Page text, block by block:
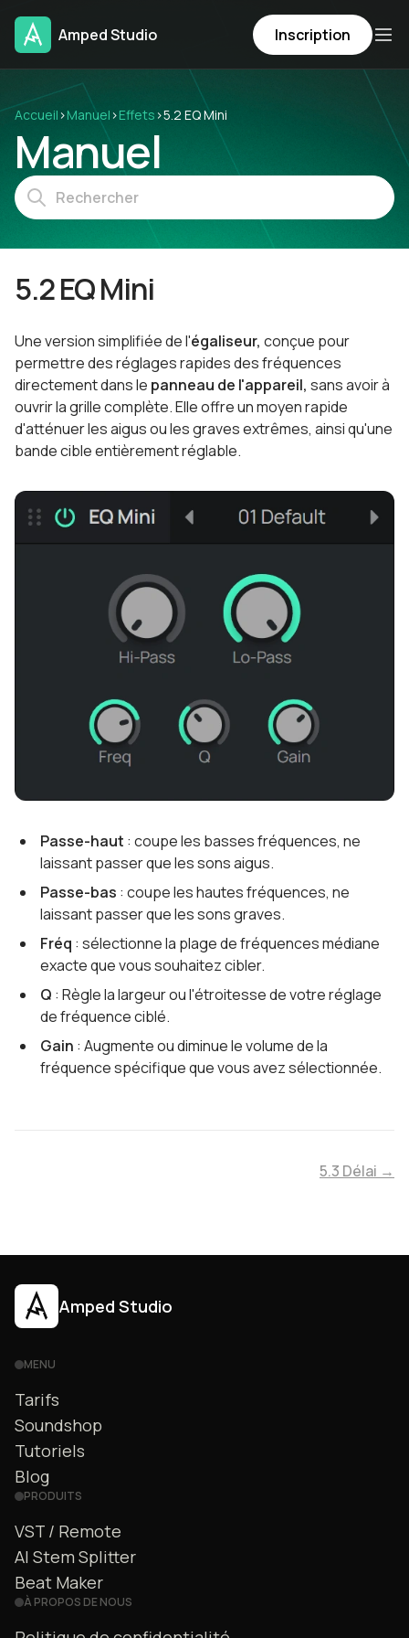
Amped Studio Inscription
Accueil ›Manuel ›Effets ›5.2 EQ Mini
Manuel
5.2 EQ Mini
Une version simplifiée de l'égaliseur, conçue pour
permettre des réglages rapides des fréquences
directement dans le panneau de l'appareil, sans avoir à
ouvrir la grille complète. Elle offre un moyen rapide
d'atténuer les aigus ou les graves extrêmes, ainsi qu'une
bande cible entièrement réglable.
Passe-haut : coupe les basses fréquences, ne
laissant passer que les sons aigus.
Passe-bas : coupe les hautes fréquences, ne
laissant passer que les sons graves.
Fréq : sélectionne la plage de fréquences médiane
exacte que vous souhaitez cibler.
Q : Règle la largeur ou l'étroitesse de votre réglage
de fréquence ciblé.
Gain : Augmente ou diminue le volume de la
fréquence spécifique que vous avez sélectionnée.
5.3 Délai →
Amped Studio
MENU
Tarifs
Soundshop
Tutoriels
Blog
PRODUITS
VST / Remote
AI Stem Splitter
Beat Maker
À PROPOS DE NOUS